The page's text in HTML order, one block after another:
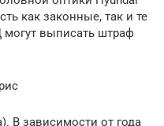
как законные, так и те
выписать штраф
В зависимости от года